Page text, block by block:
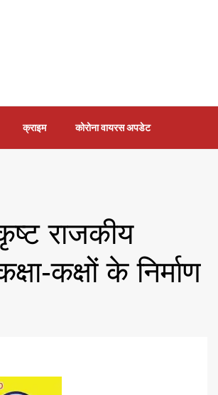
क्राइम कोरोना वायरस अपडेट
राजकीय
कक्षों के निर्माण